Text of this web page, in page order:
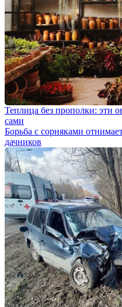
Теплица без прополки: эти
сами
Борьба с сорняками
дачников